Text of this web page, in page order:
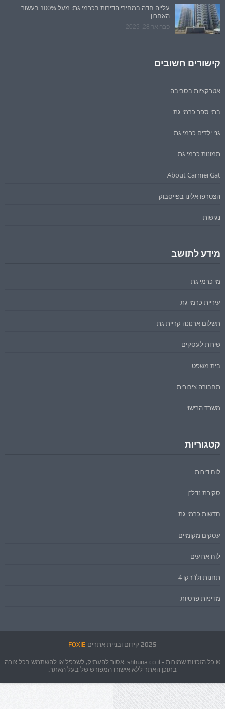
עלייה חדה במחירי הדירות בכרמי גת: מעל 100% בעשור
האחרון
פברואר 28, 2025
קישורים חשובים
אטרקציות בסביבה
בתי ספר כרמי גת
גני ילדים כרמי גת
תמונות כרמי גת
About Carmei Gat
הצטרפו אלינו בפייסבוק
נגישות
מידע לתושב
מי כרמי גת
עיריית כרמי גת
תשלום ארנונה קריית גת
שירות לעסקים
בית משפט
תחבורה ציבורית
משרד הרישוי
קטגוריות
לוח דירות
סקירת נדל"ן
חדשות כרמי גת
עסקים מקומיים
לוח ארועים
תחנות ולו"ז קו 4
מדיניות פרטיות
2025 קידום ובניית אתרים FOXIE
© כל הזכויות שמורות - shhuna.co.il. אסור להעתיק, לשכפל או להשתמש בכל צורה
בתוכן האתר ללא אישורו המפורש של בעל האתר.